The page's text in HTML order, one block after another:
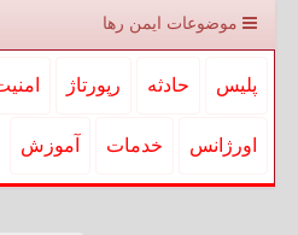
موضوعات ایمن رها
پلیس حادثه رپورتاژ
اورژانس خدمات آموزش